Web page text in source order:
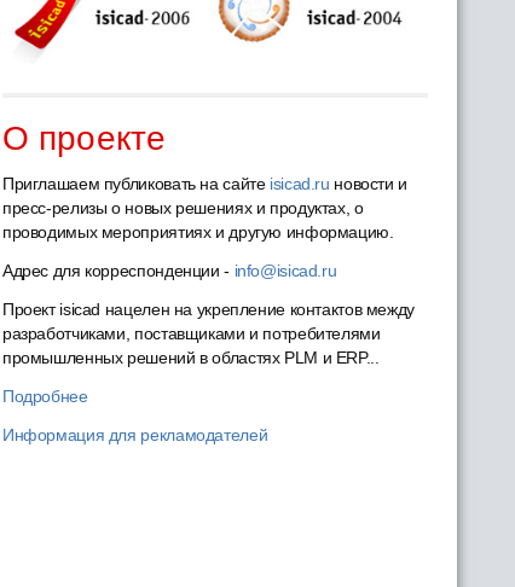
О проекте
Приглашаем публиковать на сайте isicad.ru новости и
пресс-релизы о новых решениях и продуктах, о
проводимых мероприятиях и другую информацию.
Адрес для корреспонденции - info@isicad.ru
Проект isicad нацелен на укрепление контактов между
разработчиками, поставщиками и потребителями
промышленных решений в областях PLM и ERP...
Подробнее
Информация для рекламодателей